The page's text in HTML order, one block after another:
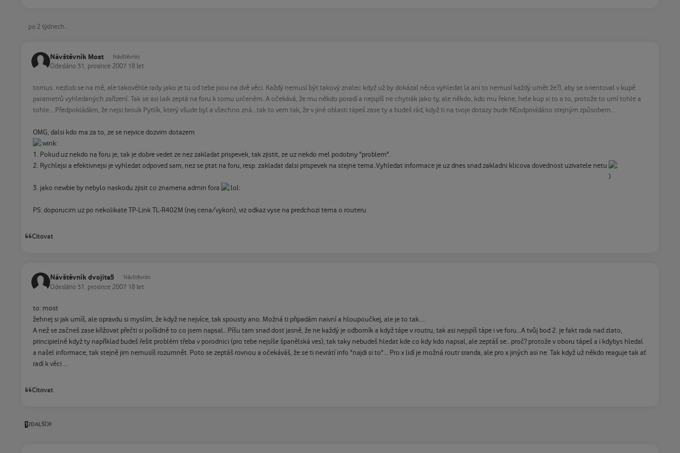
po 2 týdnech...
Návštěvník Most Návštěvníci
Odesláno 31. prosince 2007 18 let
tomus: nezlob se na mě, ale takovéhle rady jako je tu od tebe jsou na dvě věci. Každý nemusí být takový znalec když už by dokázal něco vyhledat (a ani to nemusí každý umět že?), aby se orientoval v kupě
parametrů vyhledaných zařízení. Tak se asi laik zeptá na foru k tomu určeném. A očekává, že mu někdo poradí a nejspíš ne chytrák jako ty, ale někdo, kdo mu řekne, hele kup si to a to, protože to umí tohle a
tohle....Předpokládám, že nejsi brouk Pytlík, který všude byl a všechno zná...tak to vem tak, že v jiné oblasti tápeš zase ty a budeš rád, když ti na tvoje dotazy bude NEodpovídáno stejným způsobem...
OMG, dalsi kdo ma za to, ze se nejvice dozvim dotazem
1. Pokud uz nekdo na foru je, tak je dobre vedet ze nez zakladat prispevek, tak zjistit, ze uz nekdo mel podobny "problem".
2. Rychlejsi a efektivnejsi je vyhledat odpoved sam, nez se ptat na foru, resp. zakladat dalsi prispevek na stejne tema..Vyhledat informace je uz dnes snad zakladni klicova dovednost uzivatele netu
3. jako newbie by nebylo naskodu zjisit co znamena admin fora
PS: doporucim uz po nekolikate TP-Link TL-R402M (nej cena/vykon), viz odkaz vyse na predchozi tema o routeru
Citovat
Návštěvník dvojita5 Návštěvníci
Odesláno 31. prosince 2007 18 let
to: most
žehnej si jak umíš, ale opravdu si myslím, že když ne nejvíce, tak spousty ano. Možná ti připadám naivní a hloupoučkej, ale je to tak....
A než se začneš zase křižovat přečti si pořádně to co jsem napsal...Píšu tam snad dost jasně, že ne každý je odborník a když tápe v routru, tak asi nejspíš tápe i ve foru...A tvůj bod 2. je fakt rada nad zlato,
principielně když ty například budeš řešit problém třeba v porodnici (pro tebe nejsíše španělská ves), tak taky nebudeš hledat kde co kdy kdo napsal, ale zeptáš se...proč? protože v oboru tápeš a i kdybys hledal
a našel informace, tak stejně jim nemusíš rozumnět. Poto se zeptáš rovnou a očekáváš, že se ti nevrátí info "najdi si to"... Pro x lidí je možná routr sranda, ale pro x jiných asi ne. Tak když už někdo reaguje tak ať
radí k věci ...
Citovat
12DALŠÍ